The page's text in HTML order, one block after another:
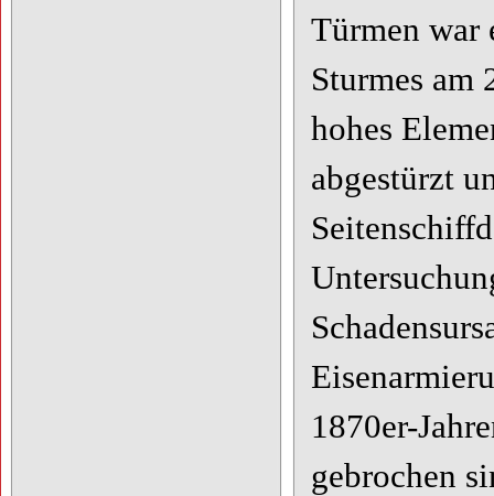
Türmen war
Sturmes am
hohes
abgestürzt
1870er-
gebrochen